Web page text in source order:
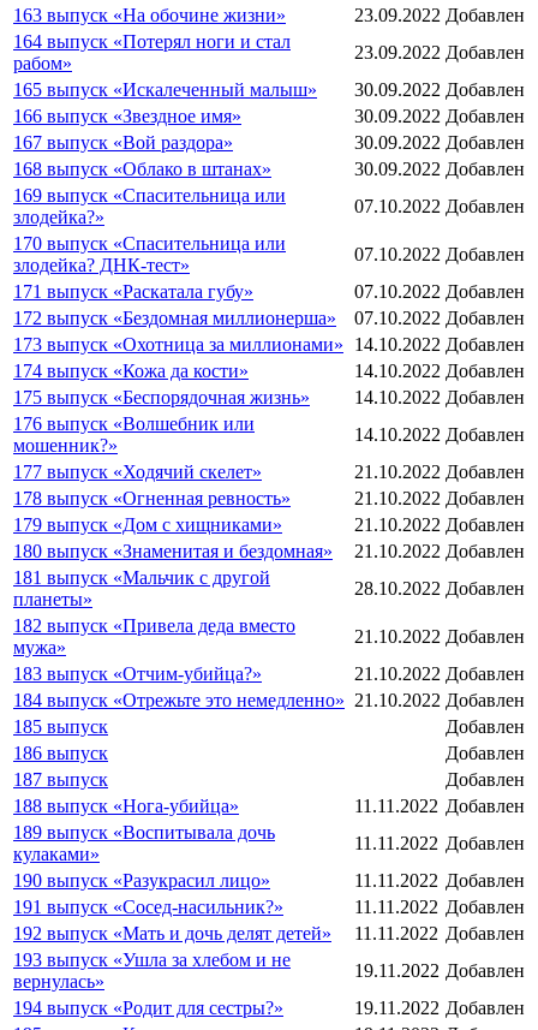
163 выпуск «На обочине жизни»
23.09.2022 Добавлен
164 выпуск «Потерял ноги и стал
рабом»
23.09.2022 Добавлен
165 выпуск «Искалеченный малыш»
30.09.2022 Добавлен
166 выпуск «Звездное имя»
30.09.2022 Добавлен
167 выпуск «Вой раздора»
30.09.2022 Добавлен
168 выпуск «Облако в штанах»
30.09.2022 Добавлен
169 выпуск «Спасительница или
злодейка?»
07.10.2022 Добавлен
170 выпуск «Спасительница или
злодейка? ДНК-тест»
07.10.2022 Добавлен
171 выпуск «Раскатала губу»
07.10.2022 Добавлен
172 выпуск «Бездомная миллионерша»
07.10.2022 Добавлен
173 выпуск «Охотница за миллионами»
14.10.2022 Добавлен
174 выпуск «Кожа да кости»
14.10.2022 Добавлен
175 выпуск «Беспорядочная жизнь»
14.10.2022 Добавлен
176 выпуск «Волшебник или
мошенник?»
14.10.2022 Добавлен
177 выпуск «Ходячий скелет»
21.10.2022 Добавлен
178 выпуск «Огненная ревность»
21.10.2022 Добавлен
179 выпуск «Дом с хищниками»
21.10.2022 Добавлен
180 выпуск «Знаменитая и бездомная»
21.10.2022 Добавлен
181 выпуск «Мальчик с другой
планеты»
28.10.2022 Добавлен
182 выпуск «Привела деда вместо
мужа»
21.10.2022 Добавлен
183 выпуск «Отчим-убийца?»
21.10.2022 Добавлен
184 выпуск «Отрежьте это немедленно» 21.10.2022 Добавлен
185 выпуск
Добавлен
186 выпуск
Добавлен
187 выпуск
Добавлен
188 выпуск «Нога-убийца»
11.11.2022 Добавлен
189 выпуск «Воспитывала дочь
кулаками»
11.11.2022 Добавлен
190 выпуск «Разукрасил лицо»
11.11.2022 Добавлен
191 выпуск «Сосед-насильник?»
11.11.2022 Добавлен
192 выпуск «Мать и дочь делят детей»
11.11.2022 Добавлен
193 выпуск «Ушла за хлебом и не
вернулась»
19.11.2022 Добавлен
194 выпуск «Родит для сестры?»
19.11.2022 Добавлен